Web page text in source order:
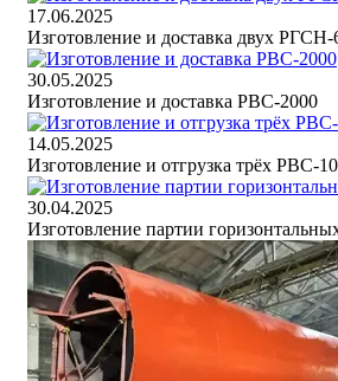
17.06.2025
Изготовление и доставка двух
30.05.2025
Изготовление и доставка РВС-2000
14.05.2025
Изготовление и отгрузка трёх РВС-
30.04.2025
Изготовление партии